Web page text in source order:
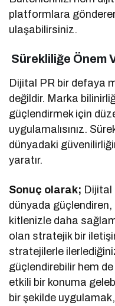
platformlara
ulaşabilirsiniz.
Sürekliliğe Önem
Dijital PR bir defaya
değildir. Marka
güçlendirmek için
uygulamalısınız.
dünyadaki
yaratır.
Sonuç olarak; Dijital
dünyada güçlendiren,
kitlenizle daha
olan stratejik bir
stratejilerle
güçlendirebilir hem
etkili bir konuma
bir şekilde